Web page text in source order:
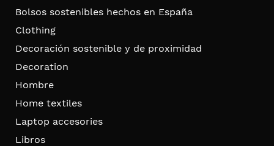
Bolsos sostenibles hechos en España
Clothing
Decoración sostenible y de proximidad
Decoration
Hombre
Home textiles
Laptop accesories
Libros